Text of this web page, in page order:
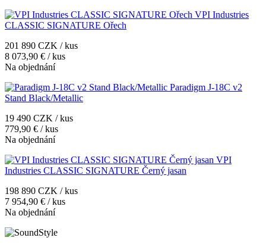
VPI Industries
CLASSIC SIGNATURE Ořech
201 890 CZK / kus
8 073,90 € / kus
Na objednání
Paradigm J-18C v2
Stand Black/Metallic
19 490 CZK / kus
779,90 € / kus
Na objednání
VPI
Industries CLASSIC SIGNATURE Černý jasan
198 890 CZK / kus
7 954,90 € / kus
Na objednání